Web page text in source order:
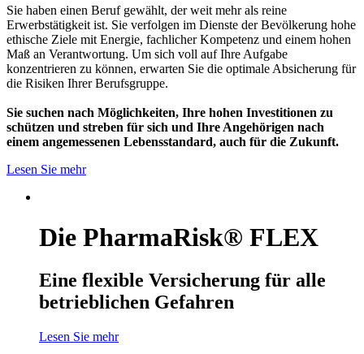
Sie haben einen Beruf gewählt, der weit mehr als reine
Erwerbstätigkeit ist. Sie verfolgen im Dienste der Bevölkerung hohe
ethische Ziele mit Energie, fachlicher Kompetenz und einem hohen
Maß an Verantwortung. Um sich voll auf Ihre Aufgabe
konzentrieren zu können, erwarten Sie die optimale Absicherung für
die Risiken Ihrer Berufsgruppe.
Sie suchen nach Möglichkeiten, Ihre hohen Investitionen zu
schützen und streben für sich und Ihre Angehörigen nach
einem angemessenen Lebensstandard, auch für die Zukunft.
Lesen Sie mehr
Die PharmaRisk® FLEX
Eine flexible Versicherung für alle
betrieblichen Gefahren
Lesen Sie mehr